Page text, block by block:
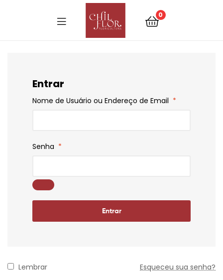
0
Entrar
Nome de Usuário ou Endereço de Email *
Senha *
Entrar
Lembrar Esqueceu sua senha?